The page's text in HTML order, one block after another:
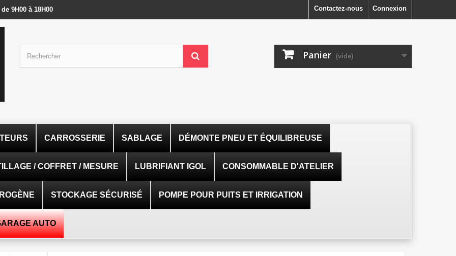
Connexion
Contactez-nous
9H00 à 18H00
Panier (vide)
CARROSSERIE SABLAGE DÉMONTE PNEU ET ÉQUILIBREUSE
/ COFFRET / MESURE LUBRIFIANT IGOL CONSOMMABLE D'ATELIER
STOCKAGE SÉCURISÉ POMPE POUR PUITS ET IRRIGATION
AUTO